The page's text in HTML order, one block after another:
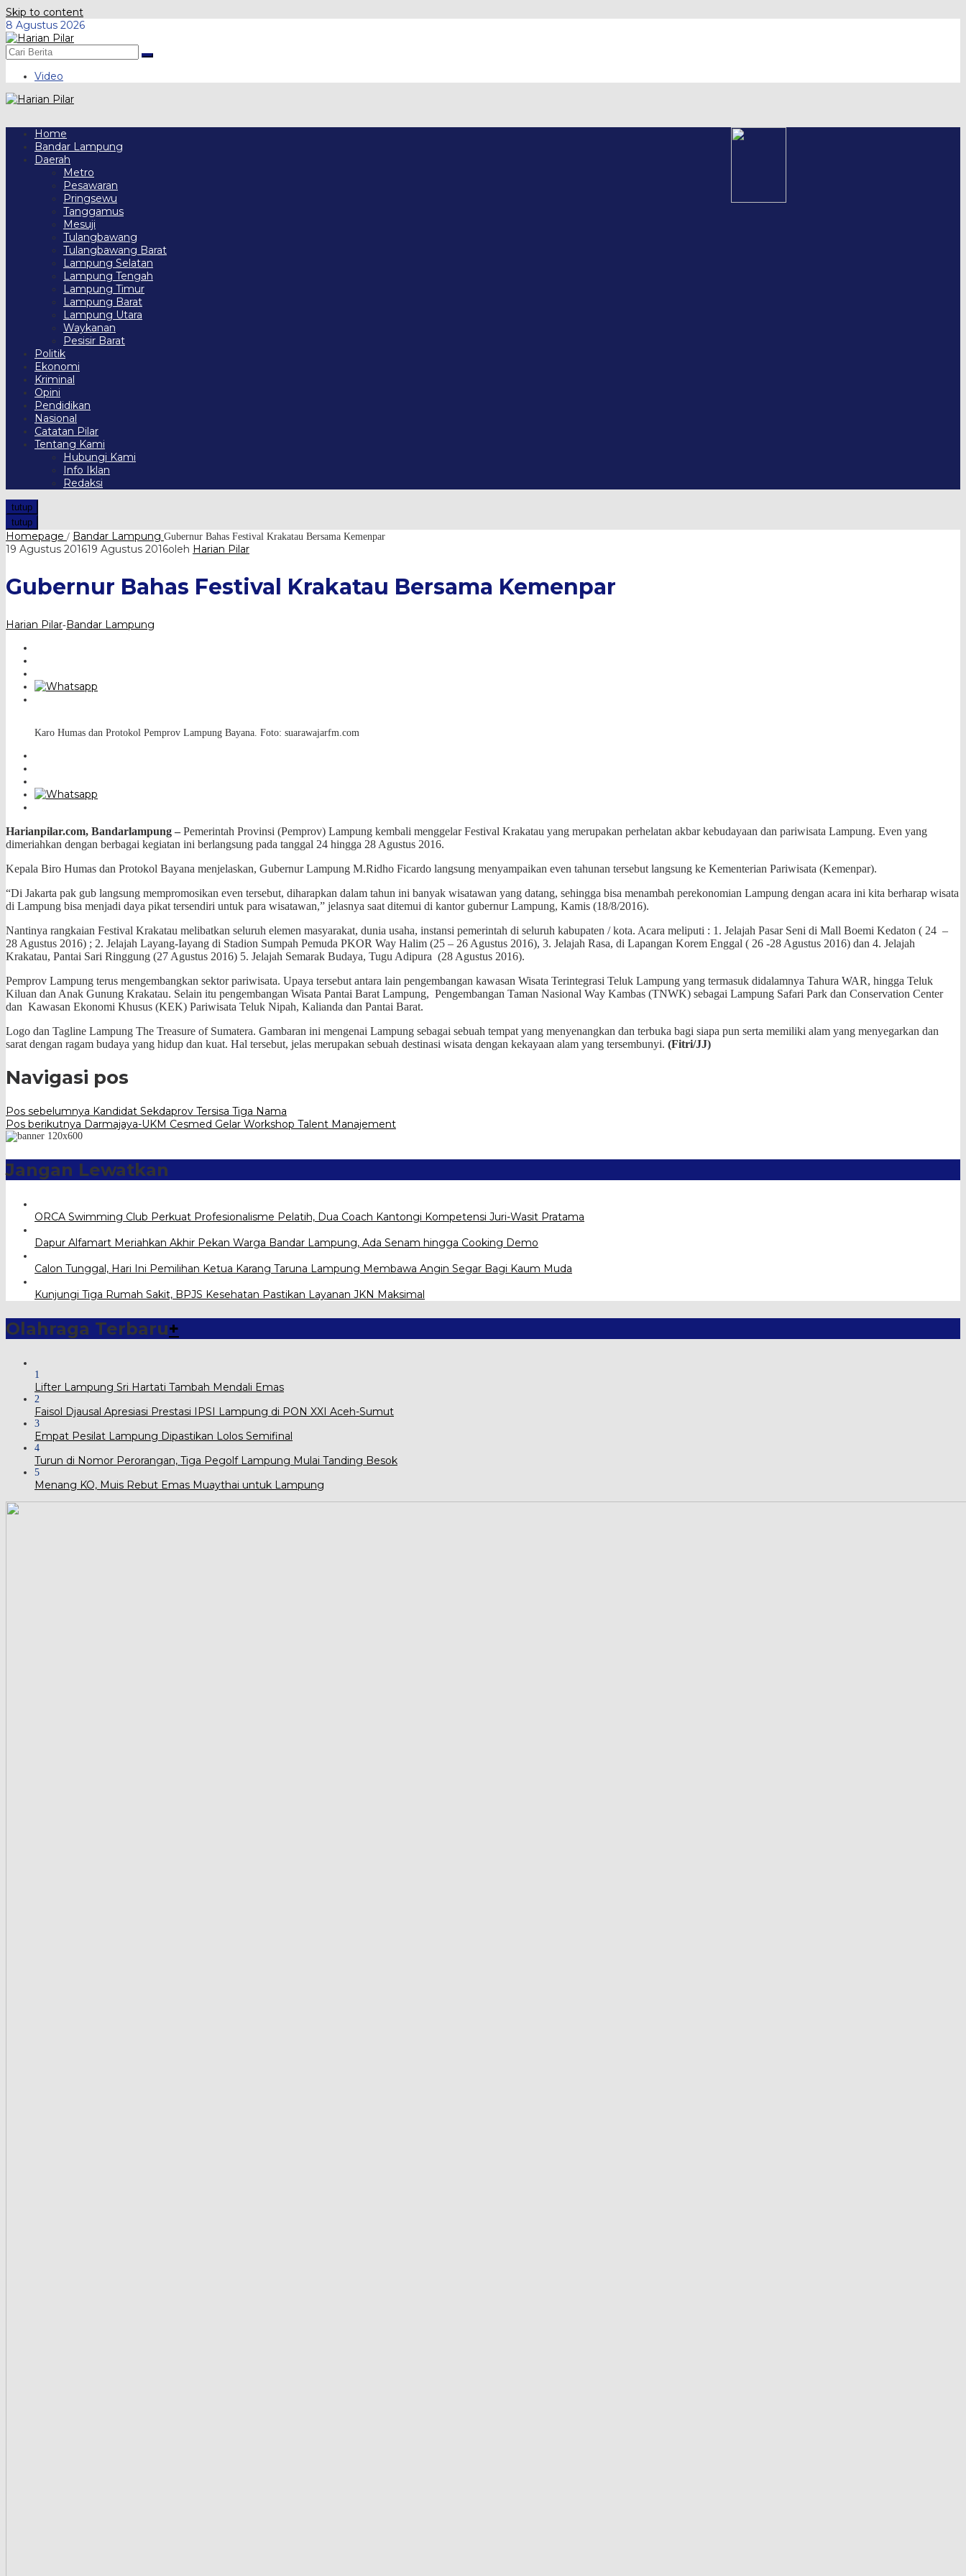
Skip to content
8 Agustus 2026
Video
Home
Bandar Lampung
Daerah
Metro
Pesawaran
Pringsewu
Tanggamus
Mesuji
Tulangbawang
Tulangbawang Barat
Lampung Selatan
Lampung Tengah
Lampung Timur
Lampung Barat
Lampung Utara
Waykanan
Pesisir Barat
Politik
Ekonomi
Kriminal
Opini
Pendidikan
Nasional
Catatan Pilar
Tentang Kami
Hubungi Kami
Info Iklan
Redaksi
tutup
tutup
Homepage / Bandar Lampung Gubernur Bahas Festival Krakatau Bersama Kemenpar
19 Agustus 201619 Agustus 2016oleh Harian Pilar
Gubernur Bahas Festival Krakatau Bersama Kemenpar
Harian Pilar-Bandar Lampung
Karo Humas dan Protokol Pemprov Lampung Bayana. Foto: suarawajarfm.com
Harianpilar.com, Bandarlampung – Pemerintah Provinsi (Pemprov) Lampung kembali menggelar Festival Krakatau yang merupakan perhelatan akbar kebudayaan dan pariwisata Lampung. Even yang
dimeriahkan dengan berbagai kegiatan ini berlangsung pada tanggal 24 hingga 28 Agustus 2016.
Kepala Biro Humas dan Protokol Bayana menjelaskan, Gubernur Lampung M.Ridho Ficardo langsung menyampaikan even tahunan tersebut langsung ke Kementerian Pariwisata (Kemenpar).
“Di Jakarta pak gub langsung mempromosikan even tersebut, diharapkan dalam tahun ini banyak wisatawan yang datang, sehingga bisa menambah perekonomian Lampung dengan acara ini kita berharap wisata
di Lampung bisa menjadi daya pikat tersendiri untuk para wisatawan,” jelasnya saat ditemui di kantor gubernur Lampung, Kamis (18/8/2016).
Nantinya rangkaian Festival Krakatau melibatkan seluruh elemen masyarakat, dunia usaha, instansi pemerintah di seluruh kabupaten / kota. Acara meliputi : 1. Jelajah Pasar Seni di Mall Boemi Kedaton ( 24 –
28 Agustus 2016) ; 2. Jelajah Layang-Iayang di Stadion Sumpah Pemuda PKOR Way Halim (25 – 26 Agustus 2016), 3. Jelajah Rasa, di Lapangan Korem Enggal ( 26 -28 Agustus 2016) dan 4. Jelajah
Krakatau, Pantai Sari Ringgung (27 Agustus 2016) 5. Jelajah Semarak Budaya, Tugu Adipura (28 Agustus 2016).
Pemprov Lampung terus mengembangkan sektor pariwisata. Upaya tersebut antara lain pengembangan kawasan Wisata Terintegrasi Teluk Lampung yang termasuk didalamnya Tahura WAR, hingga Teluk
Kiluan dan Anak Gunung Krakatau. Selain itu pengembangan Wisata Pantai Barat Lampung, Pengembangan Taman Nasional Way Kambas (TNWK) sebagai Lampung Safari Park dan Conservation Center
dan Kawasan Ekonomi Khusus (KEK) Pariwisata Teluk Nipah, Kalianda dan Pantai Barat.
Logo dan Tagline Lampung The Treasure of Sumatera. Gambaran ini mengenai Lampung sebagai sebuah tempat yang menyenangkan dan terbuka bagi siapa pun serta memiliki alam yang menyegarkan dan
sarat dengan ragam budaya yang hidup dan kuat. Hal tersebut, jelas merupakan sebuah destinasi wisata dengan kekayaan alam yang tersembunyi. (Fitri/JJ)
Navigasi pos
Pos sebelumnya Kandidat Sekdaprov Tersisa Tiga Nama
Pos berikutnya Darmajaya-UKM Cesmed Gelar Workshop Talent Manajement
Jangan Lewatkan
ORCA Swimming Club Perkuat Profesionalisme Pelatih, Dua Coach Kantongi Kompetensi Juri-Wasit Pratama
Dapur Alfamart Meriahkan Akhir Pekan Warga Bandar Lampung, Ada Senam hingga Cooking Demo
Calon Tunggal, Hari Ini Pemilihan Ketua Karang Taruna Lampung Membawa Angin Segar Bagi Kaum Muda
Kunjungi Tiga Rumah Sakit, BPJS Kesehatan Pastikan Layanan JKN Maksimal
Olahraga Terbaru+
1
Lifter Lampung Sri Hartati Tambah Mendali Emas
2
Faisol Djausal Apresiasi Prestasi IPSI Lampung di PON XXI Aceh-Sumut
3
Empat Pesilat Lampung Dipastikan Lolos Semifinal
4
Turun di Nomor Perorangan, Tiga Pegolf Lampung Mulai Tanding Besok
5
Menang KO, Muis Rebut Emas Muaythai untuk Lampung